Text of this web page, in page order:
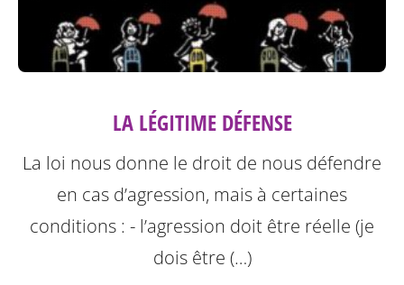
LA LÉGITIME DÉFENSE
La loi nous donne le droit de nous défendre
en cas d’agression, mais à certaines
conditions : - l’agression doit être réelle (je
dois être (…)